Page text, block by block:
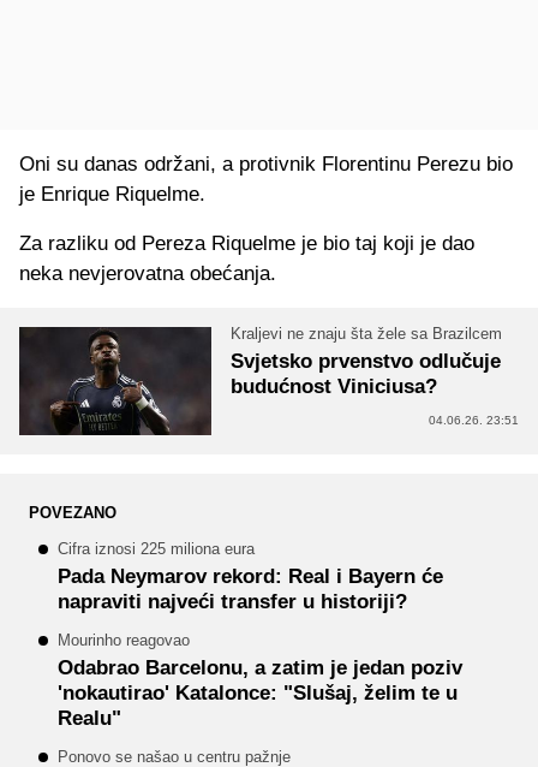
Oni su danas održani, a protivnik Florentinu Perezu bio
je Enrique Riquelme.
Za razliku od Pereza Riquelme je bio taj koji je dao
neka nevjerovatna obećanja.
Kraljevi ne znaju šta žele sa Brazilcem
Svjetsko prvenstvo odlučuje
budućnost Viniciusa?
04.06.26. 23:51
POVEZANO
Cifra iznosi 225 miliona eura
Pada Neymarov rekord: Real i Bayern će
napraviti najveći transfer u historiji?
Mourinho reagovao
Odabrao Barcelonu, a zatim je jedan poziv
'nokautirao' Katalonce: "Slušaj, želim te u
Realu"
Ponovo se našao u centru pažnje